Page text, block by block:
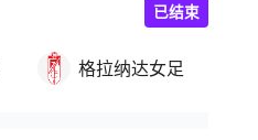
格拉纳达女足
已结束